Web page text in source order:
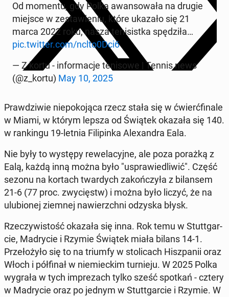
Od momentu, gdy Polka awan­so­wa­ła na drugie
miejsce w ze­sta­wie­niu, które ukazało się 21
marca 2022 roku, nasza te­ni­sist­ka spę­dzi­ła…
pic.twitter.com/nclto0Dci6
— Z kortu - in­for­ma­cje te­ni­so­we | Tennis news
(@z_kortu) May 10, 2025
Praw­dzi­wie nie­po­ko­ją­ca rzecz stała się w ćwierć­fi­na­le
w Miami, w którym lepsza od Świątek okazała się 140.
w ran­kin­gu 19-letnia Fi­li­pin­ka Ale­xan­dra Eala.
Nie były to występy re­we­la­cyj­ne, ale poza porażką z
Ealą, każdą inną można było "uspra­wie­dli­wić". Część
sezonu na kortach twar­dych za­koń­czy­ła z bi­lan­sem
21-6 (77 proc. zwy­cięstw) i można było liczyć, że na
ulu­bio­nej ziemnej na­wierzch­ni odzyska błysk.
Rze­czy­wi­stość okazała się inna. Rok temu w Stut­t­gar­
cie, Ma­dry­cie i Rzymie Świątek miała bilans 14-1.
Prze­ło­ży­ło się to na triumfy w sto­li­cach Hisz­pa­nii oraz
Włoch i pół­fi­nał w nie­miec­kim tur­nie­ju. W 2025 Polka
wygrała w tych im­pre­zach tylko sześć spotkań - cztery
w Ma­dry­cie oraz po jednym w Stut­t­gar­cie i Rzymie. W